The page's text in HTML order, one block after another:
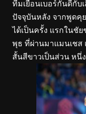
ทีมเยือนเบอร์กันดีกับ
ปัจจุบันหลัง จากพูดคุ
ได้เป็นครั้ง แรกในชั
พุธ ที่ผ่านมาแมนเชส
สั้นสีขาวเป็นส่วน หนึ่